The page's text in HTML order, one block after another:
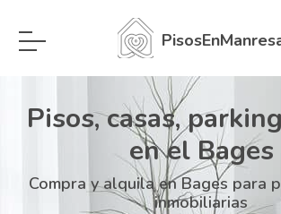
Pisos, casas,
en el Bages
Compra y alquila en Bages para
inmobiliarias